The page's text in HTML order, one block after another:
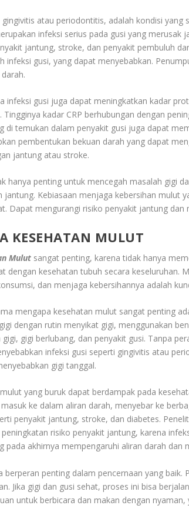
gingivitis atau periodontitis, adalah kondisi
infeksi serius pada gusi yang merusak
jantung, stroke, dan penyakit pembuluh
infeksi gusi, yang dapat menyebabkan.
infeksi gusi juga dapat meningkatkan kadar
Tingginya kadar CRP berhubungan dengan
di temukan dalam penyakit gusi juga dapat
pembentukan bekuan darah yang dapat
jantung atau stroke.
hanya penting untuk mencegah masalah gigi
jantung. Kebiasaan menjaga kebersihan mulut
Dapat mengurangi risiko penyakit jantung dan
KESEHATAN MULUT
Mulut sangat penting, karena tidak hanya
dengan kesehatan tubuh secara keseluruhan.
dan menjaga kebersihannya adalah
mengapa kesehatan mulut sangat penting
dengan rutin menyikat gigi, menggunakan
gigi berlubang, dan penyakit gusi. Tanpa
infeksi gusi seperti gingivitis atau
gigi tanggal.
yang buruk dapat berdampak pada
ke dalam aliran darah, menyebar ke
penyakit jantung, stroke, dan diabetes.
risiko penyakit jantung, karena
pada akhirnya mempengaruhi aliran darah dan
berperan penting dalam pencernaan yang baik.
Jika gigi dan gusi sehat, proses ini bisa
untuk berbicara dan makan dengan